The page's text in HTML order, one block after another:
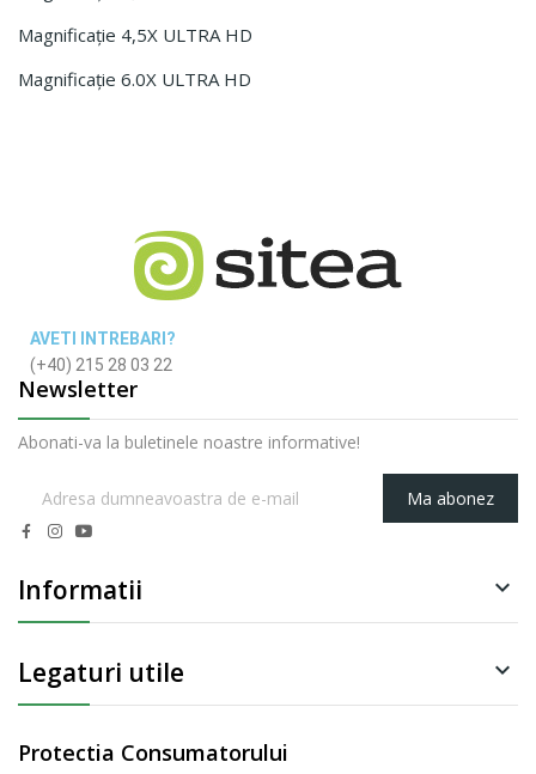
Magnificație 4,5X ULTRA HD
Magnificație 6.0X ULTRA HD
AVETI INTREBARI?
(+40) 215 28 03 22
Newsletter
Abonati-va la buletinele noastre informative!
Ma abonez
Informatii 
Legaturi utile 
Protectia Consumatorului